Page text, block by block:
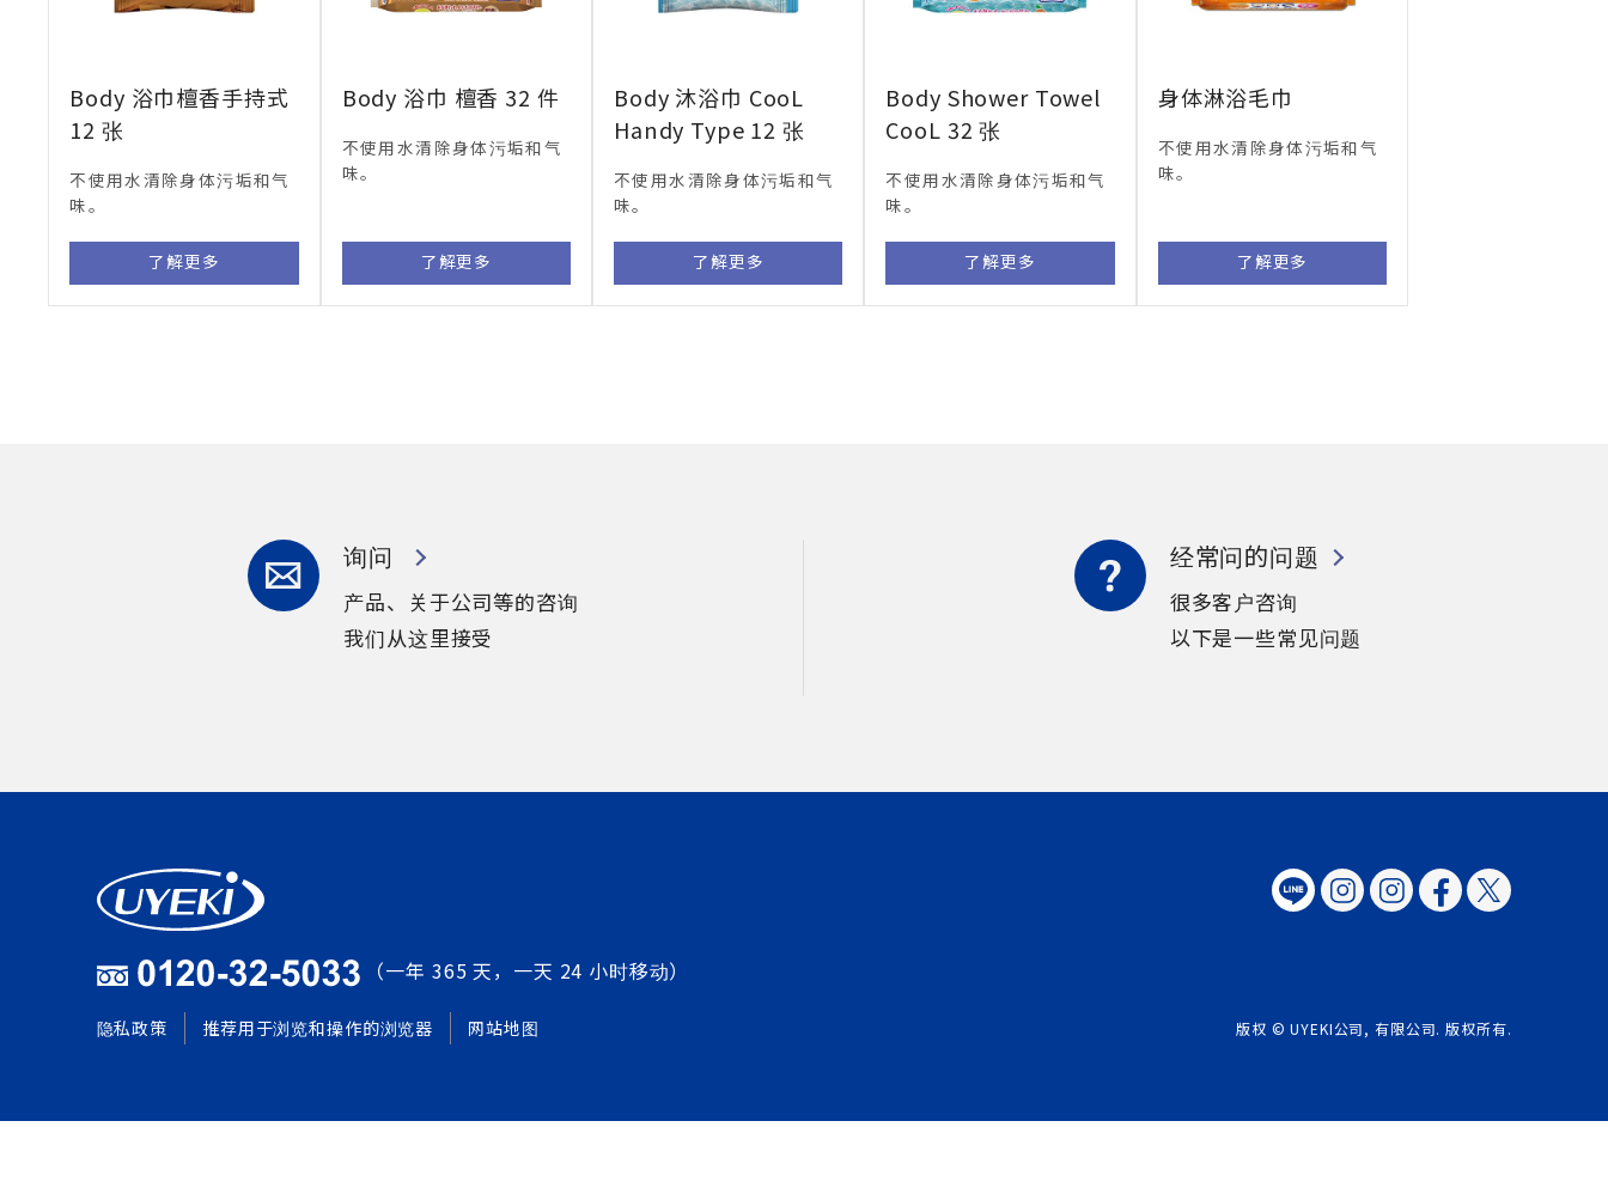
Body 浴巾檀香手持式
12 张
不使用水清除身体污垢和气
味。
了解更多
Body 浴巾 檀香 32 件
不使用水清除身体污垢和气
味。
了解更多
Body 沐浴巾 CooL
Handy Type 12 张
不使用水清除身体污垢和气
味。
了解更多
Body Shower Towel
CooL 32 张
不使用水清除身体污垢和气
味。
了解更多
身体淋浴毛巾
不使用水清除身体污垢和气
味。
了解更多
询问
产品、关于公司等的咨询
我们从这里接受
经常问的问题
很多客户咨询
以下是一些常见问题
（一年 365 天，一天 24 小时移动）
隐私政策 推荐用于浏览和操作的浏览器 网站地图 版权 © UYEKI公司, 有限公司. 版权所有.